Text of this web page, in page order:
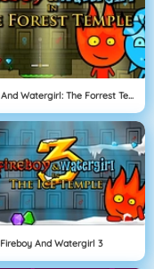
Fireboy And Watergirl: The Forrest Temple
Fireboy And Watergirl 3